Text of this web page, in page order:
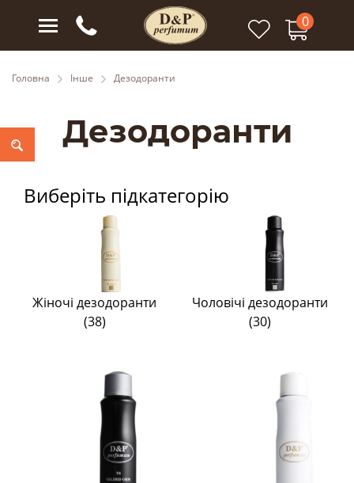
0
Головна Інше Дезодоранти
Дезодоранти
Виберіть підкатегорію
Жіночі дезодоранти
(38)
Чоловічі дезодоранти
(30)